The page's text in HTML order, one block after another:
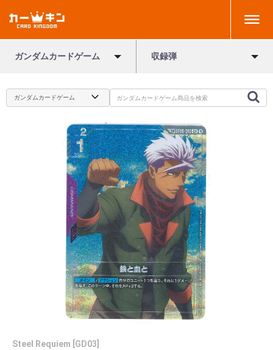
ガンダムカードゲーム 収録弾
Steel Requiem [GD03]